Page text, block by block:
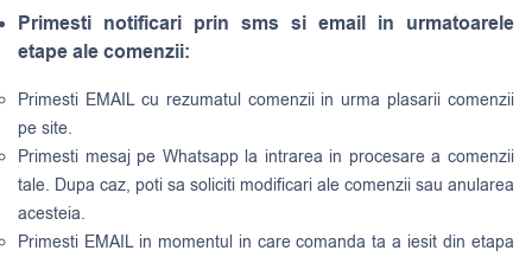
Primesti notificari prin sms si email in urmatoarele
etape ale comenzii:
Primesti EMAIL cu rezumatul comenzii in urma plasarii comenzii
pe site.
Primesti mesaj pe Whatsapp la intrarea in procesare a comenzii
tale. Dupa caz, poti sa soliciti modificari ale comenzii sau anularea
acesteia.
Primesti EMAIL in momentul in care comanda ta a iesit din etapa